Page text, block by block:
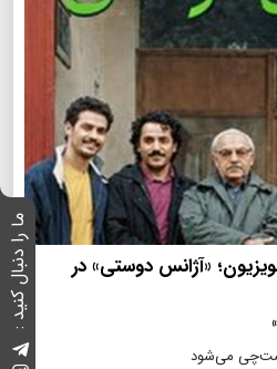
ما را دنبال کنید : «آژانس دوستی» در
می‌شود